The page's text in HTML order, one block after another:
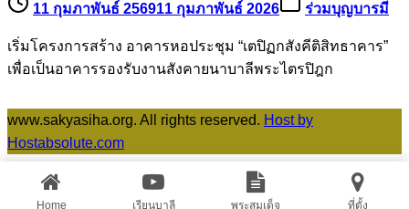
11 กุมภาพันธ์ 256911 กุมภาพันธ์ 2026 ร่วมบุญบารมี
เริ่มโครงการสร้าง อาคารหอประชุม “เตปิฏกสังคีติสิทธาคาร”
เพื่อเป็นอาคารรองรับงานสังคายนาบาลีพระไตรปิฎก
www.sakyasiha.org. All rights reserved. Host by
Hostabsolute.com
Home เรียนบาลี พระสมเด็จ ที่ตั้ง